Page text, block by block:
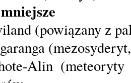
(powiązany z
Alin